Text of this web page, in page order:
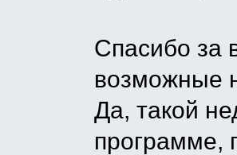
Спасибо за
возможные
Да, такой
программе,